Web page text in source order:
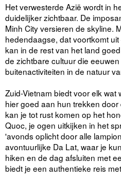
Het verwesterde Azië wordt in
duidelijker zichtbaar. De
Minh City versieren de skyline.
hedendaagse, dat voortkomt
kan in de rest van het land
de zichtbare cultuur die
buitenactiviteiten in de natuur
Zuid-Vietnam biedt voor elk
hier goed aan hun trekken
kan je tot rust komen op het
Quoc, je ogen uitkijken in het
'avonds oplicht door alle
avontuurlijke Da Lat, waar je
hiken en de dag afsluiten met
biedt je een authentieke reis